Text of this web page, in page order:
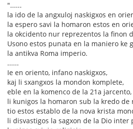
"......
la ido de la angxuloj naskigxos en
la espero savi la homaron estos en
la okcidento nur reprezentos la finon
Usono estos punata en la maniero ke
la antikva Roma imperio.
......
Ie en oriento, infano naskigxos,
kaj li sxangxos la mondon komplete,
eble en la komenco de la 21a jarcento,
li kunigos la homaron sub la kredo de
tio estos establo de la nova krista
li disvastigos la sagxon de la Dio inter